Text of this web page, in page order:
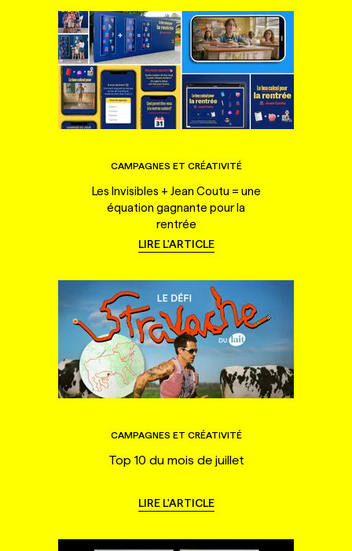
CAMPAGNES ET CRÉATIVITÉ
Les Invisibles + Jean Coutu = une
équation gagnante pour la
rentrée
LIRE L'ARTICLE
CAMPAGNES ET CRÉATIVITÉ
Top 10 du mois de juillet
LIRE L'ARTICLE